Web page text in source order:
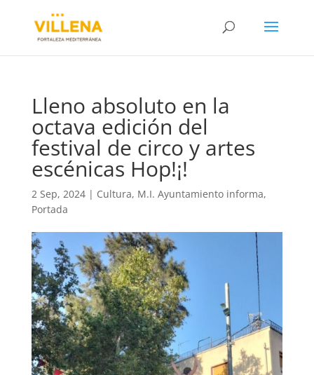
Lleno absoluto en la
octava edición del
festival de circo y artes
escénicas Hop!¡!
2 Sep, 2024| Cultura, M.I. Ayuntamiento informa,
Portada